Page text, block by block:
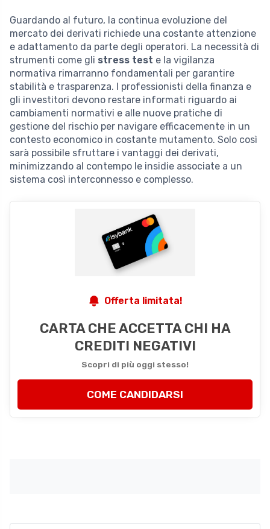
Guardando al futuro, la continua evoluzione del
mercato dei derivati richiede una costante attenzione
e adattamento da parte degli operatori. La necessità di
strumenti come gli stress test e la vigilanza
normativa rimarranno fondamentali per garantire
stabilità e trasparenza. I professionisti della finanza e
gli investitori devono restare informati riguardo ai
cambiamenti normativi e alle nuove pratiche di
gestione del rischio per navigare efficacemente in un
contesto economico in costante mutamento. Solo così
sarà possibile sfruttare i vantaggi dei derivati,
minimizzando al contempo le insidie associate a un
sistema così interconnesso e complesso.
Offerta limitata!
CARTA CHE ACCETTA CHI HA
CREDITI NEGATIVI
Scopri di più oggi stesso!
COME CANDIDARSI